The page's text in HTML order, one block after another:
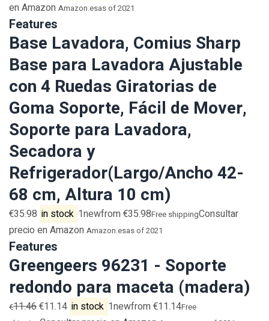
en Amazon Amazon.esas of 2021
Features
Base Lavadora, Comius Sharp
Base para Lavadora Ajustable
con 4 Ruedas Giratorias de
Goma Soporte, Fácil de Mover,
Soporte para Lavadora,
Secadora y
Refrigerador(Largo/Ancho 42-
68 cm, Altura 10 cm)
€35.98 in stock 1newfrom €35.98Free shippingConsultar
precio en Amazon Amazon.esas of 2021
Features
Greengeers 96231 - Soporte
redondo para maceta (madera)
€11.46€11.14 in stock 1newfrom €11.14Free